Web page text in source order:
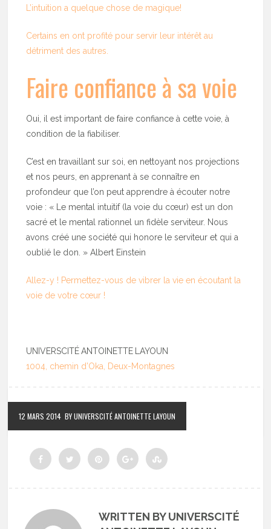
L’intuition a quelque chose de magique!
Certains en ont profité pour servir leur intérêt au
détriment des autres.
Faire confiance à sa voie
Oui, il est important de faire confiance à cette voie, à
condition de la fiabiliser.
C’est en travaillant sur soi, en nettoyant nos projections
et nos peurs, en apprenant à se connaître en
profondeur que l’on peut apprendre à écouter notre
voie : « Le mental intuitif (la voie du cœur) est un don
sacré et le mental rationnel un fidèle serviteur. Nous
avons créé une société qui honore le serviteur et qui a
oublié le don. » Albert Einstein
Allez-y ! Permettez-vous de vibrer la vie en écoutant la
voie de votre cœur !
UNIVERSCITÉ ANTOINETTE LAYOUN
1004, chemin d’Oka, Deux-Montagnes
12 MARS 2014 BY UNIVERSCITÉ ANTOINETTE LAYOUN
WRITTEN BY UNIVERSCITÉ